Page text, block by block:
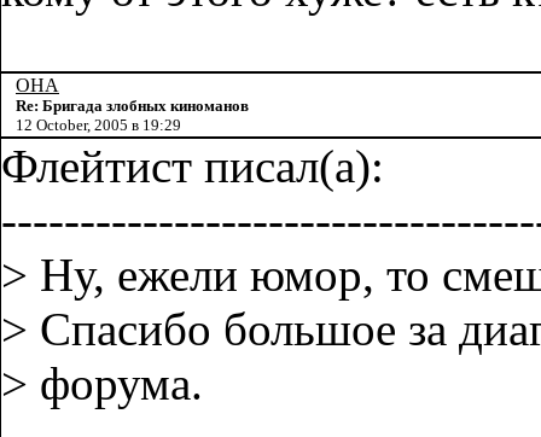
OHA
Re: Бригада злобных киноманов
12 October, 2005 в 19:29
Флейтист писал(а):
> Ну, ежели юмор, то
> Спасибо большое за
> форума.